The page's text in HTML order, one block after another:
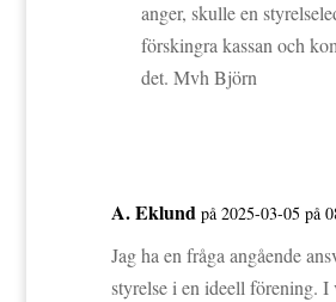
anger, skulle en
förskingra kassan och
det. Mvh Björn
A. Eklund på 2025-03-05 på
Jag ha en fråga angående
styrelse i en ideell förening. I